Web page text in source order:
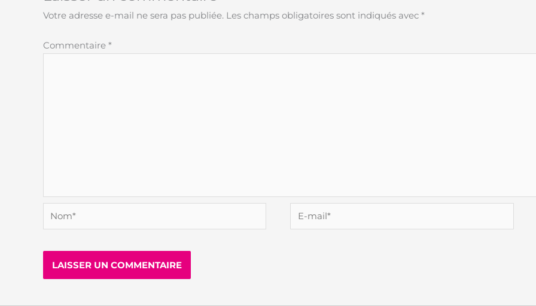
Votre adresse e-mail ne sera pas publiée. Les champs obligatoires sont indiqués avec *
Commentaire *
Nom*
E-
mail*